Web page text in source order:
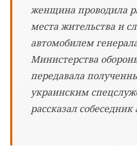
женщина проводила
места жительства и
автомобилем
Министерства
передавала
украинским
рассказал собеседник